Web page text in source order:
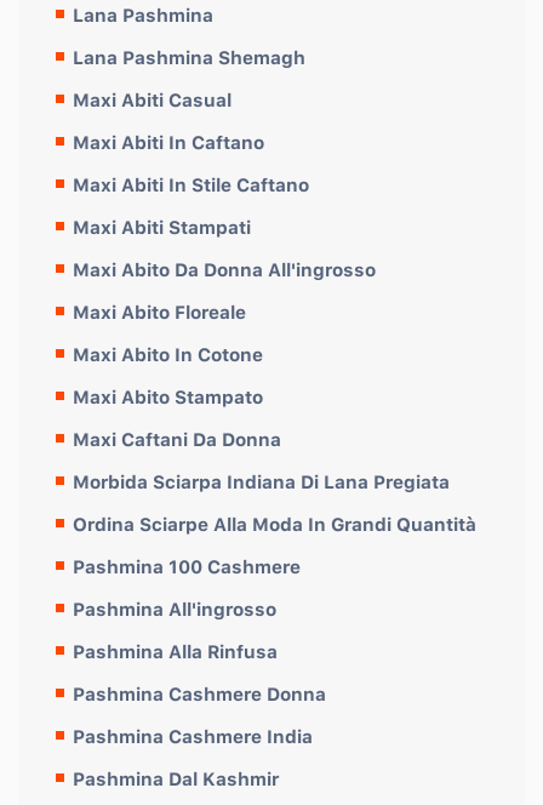
Lana Pashmina
Lana Pashmina Shemagh
Maxi Abiti Casual
Maxi Abiti In Caftano
Maxi Abiti In Stile Caftano
Maxi Abiti Stampati
Maxi Abito Da Donna All'ingrosso
Maxi Abito Floreale
Maxi Abito In Cotone
Maxi Abito Stampato
Maxi Caftani Da Donna
Morbida Sciarpa Indiana Di Lana Pregiata
Ordina Sciarpe Alla Moda In Grandi Quantità
Pashmina 100 Cashmere
Pashmina All'ingrosso
Pashmina Alla Rinfusa
Pashmina Cashmere Donna
Pashmina Cashmere India
Pashmina Dal Kashmir